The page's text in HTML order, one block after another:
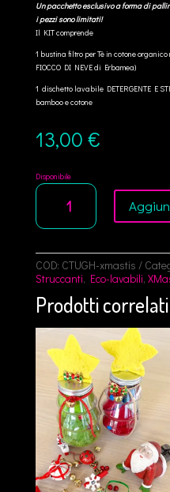
Un pacchetto esclusivo a forma di
i pezzi sono limitati!
Il KIT comprende
1 bustina filtro per Tè in cotone
FIOCCO DI NEVE di Erbamea)
1 dischetto lavabile DETERGENTE E
bamboo e cotone
13,00 €
Disponibile
Xmas
Relax
COD: CTUGH-xmastis
Struccanti, Eco-lavabili,
Prodotti correlati